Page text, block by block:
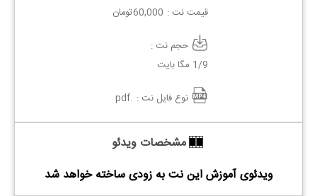
قیمت نت : 60,000تومان
حجم نت :
1/9 مگا بایت
نوع فایل نت : .pdf
مشخصات ویدئو
ویدئوی آموزش این نت به زودی ساخته خواهد شد